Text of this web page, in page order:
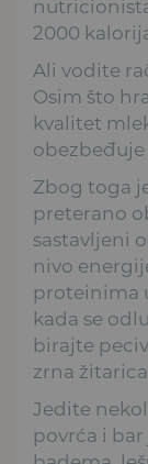
2000
Ali vodite
Osim što
kvalitet
Zbog toga
preterano
sastavljeni
nivo
proteinima
kada se
birajte
zrna
Jedite
povrća i